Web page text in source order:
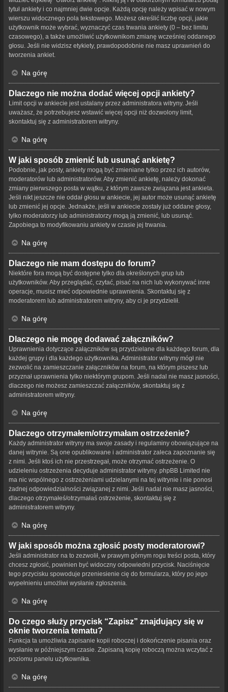
tytuł ankiety i co najmniej dwie opcje. Każdą opcję należy wpisać w nowym
wierszu widocznego pola tekstowego. Możesz określić liczbę opcji, jakie
użytkownik może wybrać, wyznaczyć czas trwania ankiety (0 – bez limitu
czasowego), a także umożliwić użytkownikom zmianę wcześniej oddanego
głosu. Jeśli nie widzisz etykiety, prawdopodobnie nie masz uprawnień do
tworzenia ankiet.
Na górę
Dlaczego nie można dodać więcej opcji ankiety?
Limit opcji w ankiecie jest ustalany przez administratora witryny. Jeśli
uważasz, że potrzebujesz wstawić więcej opcji niż dozwolony limit,
skontaktuj się z administratorem witryny.
Na górę
W jaki sposób zmienić lub usunąć ankietę?
Podobnie, jak posty, ankiety mogą być zmieniane tylko przez ich autorów,
moderatorów lub administratorów. Aby zmienić ankietę, należy dokonać
zmiany pierwszego posta w wątku, z którym zawsze związana jest ankieta.
Jeśli nikt jeszcze nie oddał głosu w ankiecie, jej autor może usunąć ankietę
lub zmienić jej opcje. Jednakże, jeśli w ankiecie zostały już oddane głosy,
tylko moderatorzy lub administratorzy mogą ją zmienić, lub usunąć.
Zapobiega to modyfikowaniu ankiety w czasie jej trwania.
Na górę
Dlaczego nie mam dostępu do forum?
Niektóre fora mogą być dostępne tylko dla określonych grup lub
użytkowników. Aby przeglądać, czytać, pisać na nich lub wykonywać inne
operacje, musisz mieć odpowiednie uprawnienia. Skontaktuj się z
moderatorem lub administratorem witryny, aby ci je przydzielił.
Na górę
Dlaczego nie mogę dodawać załączników?
Uprawnienia dotyczące załączników są przydzielane dla każdego forum, dla
każdej grupy i dla każdego użytkownika. Administrator witryny mógł nie
zezwolić na zamieszczanie załączników na forum, na którym piszesz lub
przyznał uprawnienia tylko niektórym grupom. Jeśli nadal nie masz jasności,
dlaczego nie możesz zamieszczać załączników, skontaktuj się z
administratorem witryny.
Na górę
Dlaczego otrzymałem/otrzymałam ostrzeżenie?
Każdy administrator witryny ma swoje zasady i regulaminy obowiązujące na
danej witrynie. Są one opublikowane i administrator zaleca zapoznanie się
z nimi. Jeśli ktoś ich nie przestrzegał, może otrzymać ostrzeżenie. O
udzieleniu ostrzeżenia decyduje administrator witryny. phpBB Limited nie
ma nic wspólnego z ostrzeżeniami udzielanymi na tej witrynie i nie ponosi
żadnej odpowiedzialności związanej z nimi. Jeśli nadal nie masz jasności,
dlaczego otrzymałeś/otrzymałaś ostrzeżenie, skontaktuj się z
administratorem witryny.
Na górę
W jaki sposób można zgłosić posty moderatorowi?
Jeśli administrator na to zezwolił, w prawym górnym rogu treści posta, który
chcesz zgłosić, powinien być widoczny odpowiedni przycisk. Naciśnięcie
tego przycisku spowoduje przeniesienie cię do formularza, który po jego
wypełnieniu umożliwi wysłanie zgłoszenia.
Na górę
Do czego służy przycisk “Zapisz” znajdujący się w
oknie tworzenia tematu?
Funkcja ta umożliwia zapisanie kopii roboczej i dokończenie pisania oraz
wysłanie w późniejszym czasie. Zapisaną kopię roboczą można wczytać z
poziomu panelu użytkownika.
Na górę